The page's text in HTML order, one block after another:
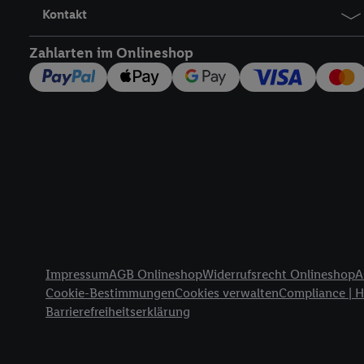
Kontakt
Zahlarten im Onlineshop
ImpressumAGB OnlineshopWiderrufsrecht Onlineshop
Cookie-BestimmungenCookies verwaltenCompliance |
Barrierefreiheitserklärung
widerrufen - jederzeit
die Lidl-Dienste)
Durch einen Klick auf
„Zustimmen“
genannten Partner
Unter
Gewährleistung der
Messung des Erfolgs
Technologie für